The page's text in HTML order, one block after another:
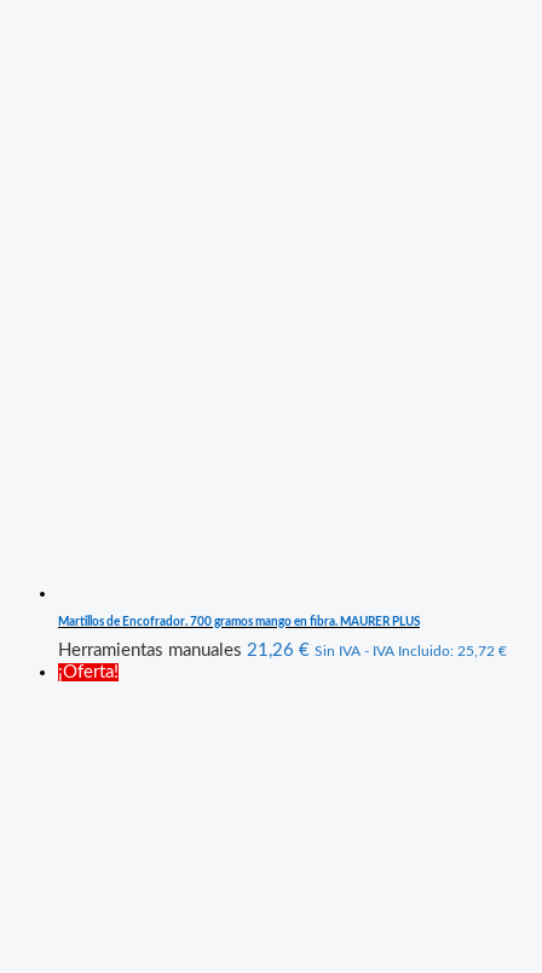
Martillos de Encofrador. 700 gramos mango en fibra. MAURER PLUS
Herramientas manuales 21,26 € Sin IVA - IVA Incluido: 25,72 €
¡Oferta!